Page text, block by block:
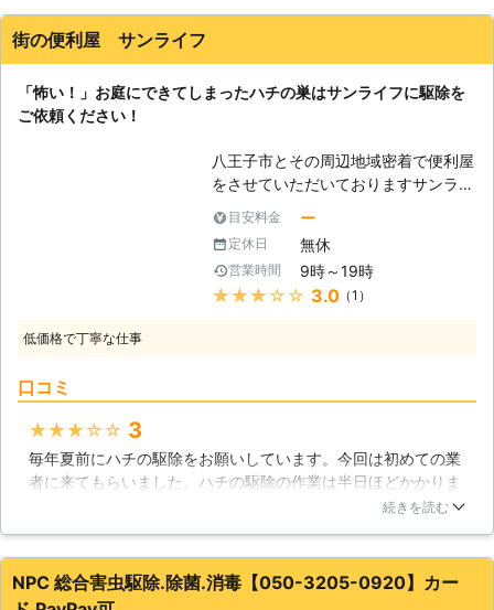
の毛を隠すためにも帽子を被るように
ることがあるので、付けないようにし
ましょう！ 【襲われてもし刺されて
されてしまったとしても、多くの場合
は命に関わる心配はありません。です
が、ハチが持っている毒には凄まじい
痛みの原因になる成分が含まれている
ため速やかに処置をしましょう。爪で
傷口を圧迫して毒を絞り出したらきれ
いな水で洗い、濡れたタオルで冷やし
た、想定していたより値段が高かったので、そこも惜しいを思
ったところでした。もう少し駆除を早くしてもらえたら見積書
千葉県 千葉市花見川区
街の便利屋 サンライフ
「怖い！」お庭にできてしまったハチの巣はサンライフに駆除を
ご依頼ください！
八王子市とその周辺地域密着で便利屋
をさせていただいておりますサンライ
フでは、お困りをすばやく解決するべ
くスタッフ一同情熱を燃やしておりま
す！ぶんぶん飛び回るハチには恐怖を
感じますが、もしも刺されてしまった
ら重症となってしまうこともありま
これまで様々な場所でハチの巣を発見
してまいりましたが、中にはおどろく
ほど大きくなっている巣もありまし
た。ハチの巣は一番最初に冬眠から目
覚めた女王バチが基礎の部分を作り、
そこから生まれた働きバチが巣をどん
目安料金 ー
定休日 無休
営業時間 9時～19時
★★★★★ 3.0（1）
低価格で丁寧な仕事
口コミ
★★★★★ 3
毎年夏前にハチの駆除をお願いしています。今回は初めての業
者に来てもらいました。ハチの駆除の作業は半日ほどかかりま
した。一応予防もしてくれたそうなのですが、範囲が大きいの
で、満足感はありますね。そして、説明も丁寧にわかりやすく
してもらうことができたので、業者の人に対して好感を持つこ
続きを読む
NPC 総合害虫駆除.除菌.消毒【050-3205-0920】カー